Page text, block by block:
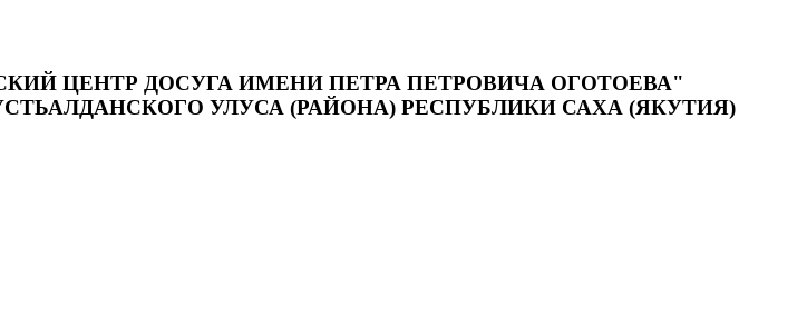
ЦЕНТР ДОСУГА ИМЕНИ ПЕТРА ПЕТРОВИЧА ОГОТОЕВА"
УЛУСА (РАЙОНА) РЕСПУБЛИКИ САХА (ЯКУТИЯ)